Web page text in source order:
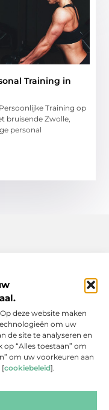
deze website maken
om uw
de site te analyseren en
“Alles toestaan” om
om uw voorkeuren aan
[cookiebeleid].
Training in
Training op
bruisende Zwolle,
personal
elk moment.
blogs die je dagelijks
tot boeiende verhalen.